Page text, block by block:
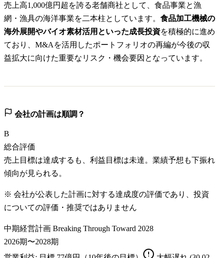
売上高1,000億円超を誇る老舗商社として、食品事業と漁
網・漁具の海洋事業を二本柱としています。 食品加工機械の
海外展開やバイオ素材活用といった成長投資を積極的に進め
ており、M&Aを活用したポートフォリオの再編が今後の収
益拡大に向けた重要なリスク・機会要因となっています。
会社の計画は順調？
B
総合評価
売上目標は達成するも、利益目標は未達。業績予想も下振れ
傾向が見られる。
※ 会社が公表した計画に対する達成度の評価であり、投資
についての評価・推奨ではありません
中期経営計画 Breaking Through Toward 2028
2026期〜2028期